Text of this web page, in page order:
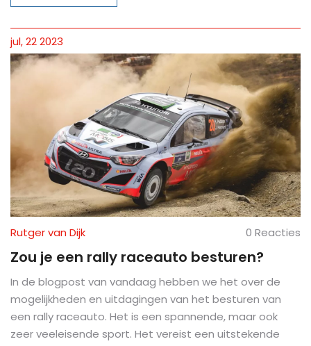
steekt. Kortom, Ferrari's afwezigheid in rally's is een
duidelijke strategische keuze.
jul, 22 2023
Rutger van Dijk 0 Reacties
Zou je een rally raceauto besturen?
In de blogpost van vandaag hebben we het over de
mogelijkheden en uitdagingen van het besturen van
een rally raceauto. Het is een spannende, maar ook
zeer veeleisende sport. Het vereist een uitstekende